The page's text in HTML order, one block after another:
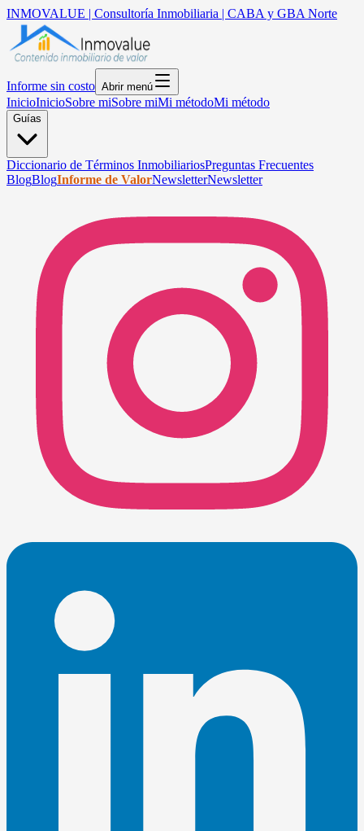
INMOVALUE | Consultoría Inmobiliaria | CABA y GBA Norte
Informe sin costo Abrir menú
InicioInicioSobre miSobre miMi métodoMi método
Guías
Diccionario de Términos InmobiliariosPreguntas Frecuentes
BlogBlogInforme de ValorNewsletterNewsletter